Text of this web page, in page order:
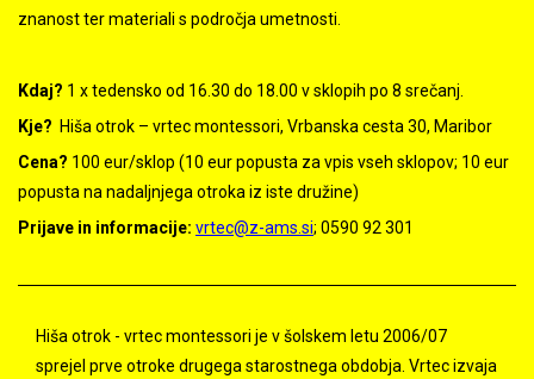
znanost ter materiali s področja umetnosti.
Kdaj? 1 x tedensko od 16.30 do 18.00 v sklopih po 8 srečanj.
Kje? Hiša otrok – vrtec montessori, Vrbanska cesta 30, Maribor
Cena? 100 eur/sklop (10 eur popusta za vpis vseh sklopov; 10 eur
popusta na nadaljnjega otroka iz iste družine)
Prijave in informacije: vrtec@z-ams.si; 0590 92 301
Hiša otrok - vrtec montessori je v šolskem letu 2006/07
sprejel prve otroke drugega starostnega obdobja. Vrtec izvaja